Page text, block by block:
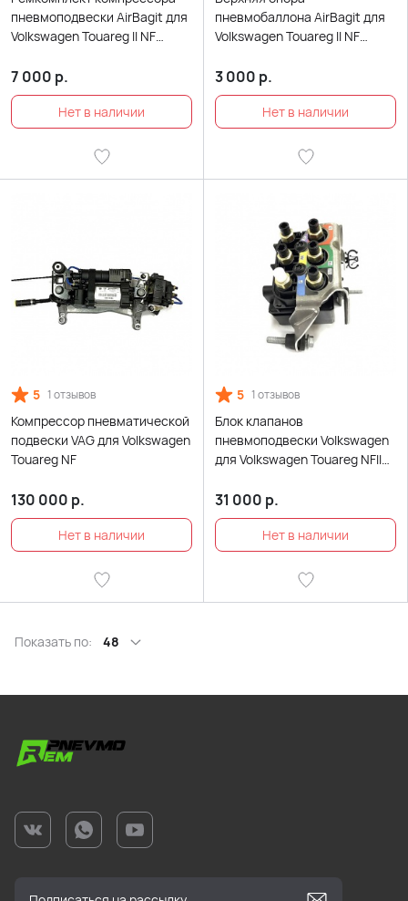
пневмоподвески AirBagit для
Volkswagen Touareg II NF
7 000 р.
пневмобаллона AirBagit для
Volkswagen Touareg ll NF
3 000 р.
5 1 отзывов
Компрессор пневматической
подвески VAG для Volkswagen
Touareg NF
130 000 р.
5 1 отзывов
Блок клапанов
пневмоподвески Volkswagen
для Volkswagen Touareg NFII
31 000 р.
Показать по: 48